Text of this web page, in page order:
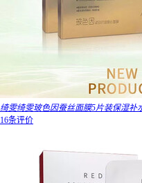
绮雯绮雯玻色因蚕丝面膜5片装保湿补
16条评价